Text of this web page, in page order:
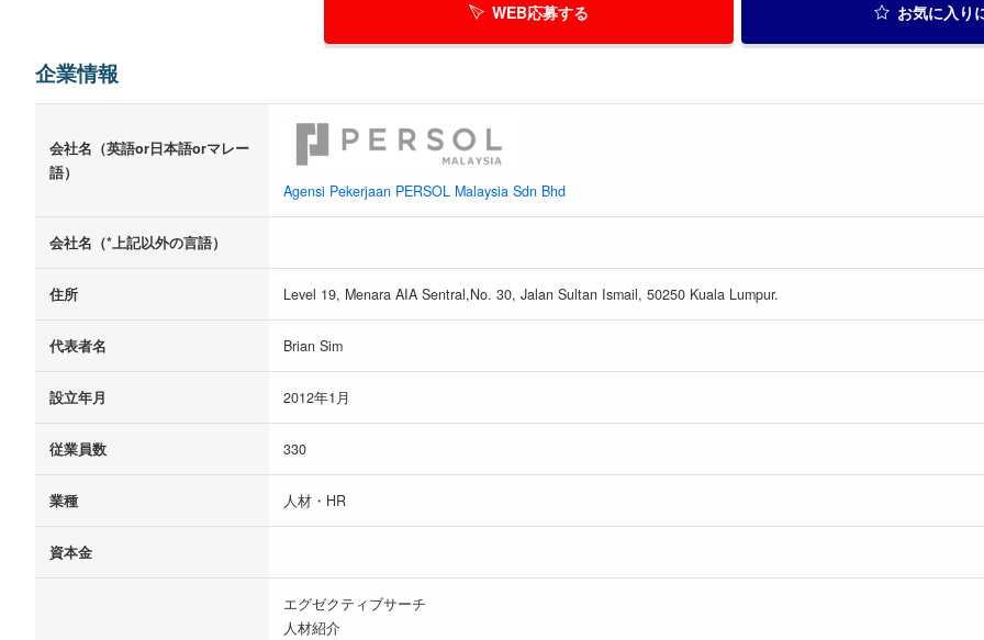
WEB応募する お気に入り
企業情報
会社名（英語or日本語orマレー
語）
Agensi Pekerjaan PERSOL Malaysia Sdn Bhd
会社名（*上記以外の言語）
住所 Level 19, Menara AIA Sentral,No. 30, Jalan Sultan Ismail, 50250 Kuala Lumpur.
代表者名 Brian Sim
設立年月 2012年1月
従業員数 330
業種 人材・HR
資本金
エグゼクティブサーチ
人材紹介